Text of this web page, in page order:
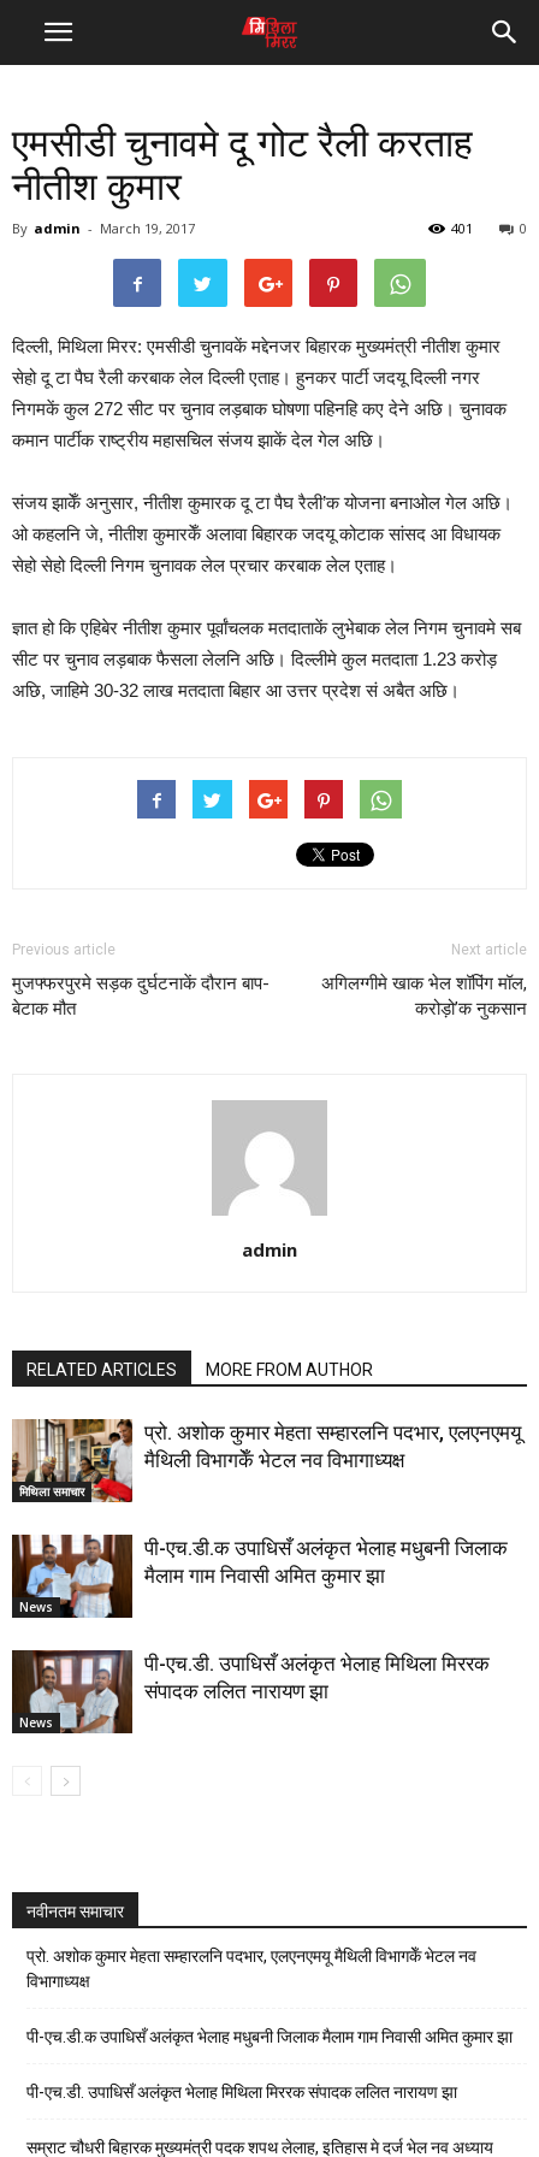
एमसीडी चुनावमे दू गोट रैली करताह
नीतीश कुमार
By admin - March 19, 2017 0
401
दिल्ली, मिथिला मिरर: एमसीडी चुनावकें मद्देनजर बिहारक मुख्यमंत्री नीतीश कुमार
सेहो दू टा पैघ रैली करबाक लेल दिल्ली एताह। हुनकर पार्टी जदयू दिल्ली नगर
निगमकें कुल 272 सीट पर चुनाव लड़बाक घोषणा पहिनहि कए देने अछि। चुनावक
कमान पार्टीक राष्ट्रीय महासचिल संजय झाकें देल गेल अछि।
संजय झाकेँ अनुसार, नीतीश कुमारक दू टा पैघ रैली’क योजना बनाओल गेल अछि।
ओ कहलनि जे, नीतीश कुमारकेँ अलावा बिहारक जदयू कोटाक सांसद आ विधायक
सेहो सेहो दिल्ली निगम चुनावक लेल प्रचार करबाक लेल एताह।
ज्ञात हो कि एहिबेर नीतीश कुमार पूर्वांचलक मतदाताकें लुभेबाक लेल निगम चुनावमे सब
सीट पर चुनाव लड़बाक फैसला लेलनि अछि। दिल्लीमे कुल मतदाता 1.23 करोड़
अछि, जाहिमे 30-32 लाख मतदाता बिहार आ उत्तर प्रदेश सं अबैत अछि।
Previous article
मुजफ्फरपुरमे सड़क दुर्घटनाकें दौरान बाप-
बेटाक मौत
Next article
अगिलग्गीमे खाक भेल शॉपिंग मॉल,
करोड़ो’क नुकसान
admin
RELATED ARTICLES MORE FROM AUTHOR
मिथिला समाचार
प्रो. अशोक कुमार मेहता सम्हारलनि पदभार, एलएनएमयू
मैथिली विभागकेँ भेटल नव विभागाध्यक्ष
News
पी-एच.डी.क उपाधिसँ अलंकृत भेलाह मधुबनी जिलाक
मैलाम गाम निवासी अमित कुमार झा
News
पी-एच.डी. उपाधिसँ अलंकृत भेलाह मिथिला मिररक
संपादक ललित नारायण झा
नवीनतम समाचार
प्रो. अशोक कुमार मेहता सम्हारलनि पदभार, एलएनएमयू मैथिली विभागकेँ भेटल नव
विभागाध्यक्ष
पी-एच.डी.क उपाधिसँ अलंकृत भेलाह मधुबनी जिलाक मैलाम गाम निवासी अमित कुमार झा
पी-एच.डी. उपाधिसँ अलंकृत भेलाह मिथिला मिररक संपादक ललित नारायण झा
सम्राट चौधरी बिहारक मुख्यमंत्री पदक शपथ लेलाह, इतिहास मे दर्ज भेल नव अध्याय